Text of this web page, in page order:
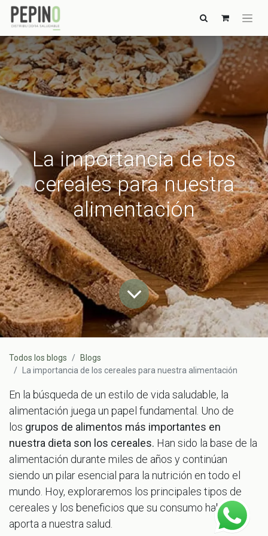
La importancia de los
cereales para nuestra
alimentación
Todos los blogs
Blogs
La importancia de los cereales para nuestra alimentación
En la búsqueda de un estilo de vida saludable, la
alimentación juega un papel fundamental. Uno de
los grupos de alimentos más importantes en
nuestra dieta son los cereales. Han sido la base de la
alimentación durante miles de años y continúan
siendo un pilar esencial para la nutrición en todo el
mundo. Hoy, exploraremos los principales tipos de
cereales y los beneficios que su consumo habitual
aporta a nuestra salud.